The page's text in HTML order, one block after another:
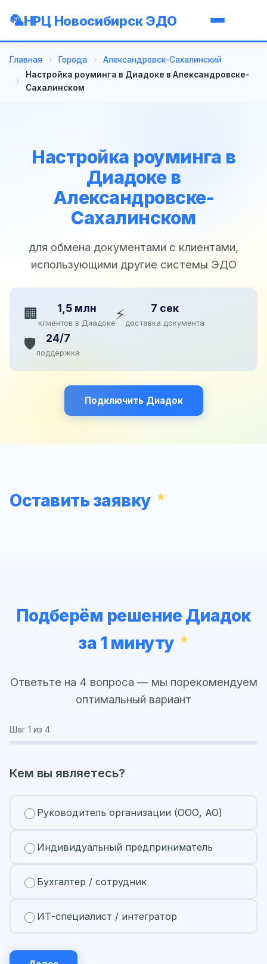
НРЦ Новосибирск ЭДО
Главная Города
Александровск-Сахалинский
Настройка роуминга в Диадоке в Александровске-
Сахалинском
Настройка роуминга в
Диадоке в
Александровске-
Сахалинском
для обмена документами с клиентами,
использующими другие системы ЭДО
🏢 1,5 млн
клиентов в Диадоке⚡ 7 сек
доставка документа
🛡️ 24/7
поддержка
Подключить Диадок
Оставить заявку
Подберём решение Диадок
за 1 минуту
Ответьте на 4 вопроса — мы порекомендуем
оптимальный вариант
Шаг 1 из 4
Кем вы являетесь?
Руководитель организации (ООО, АО)
Индивидуальный предприниматель
Бухгалтер / сотрудник
ИТ-специалист / интегратор